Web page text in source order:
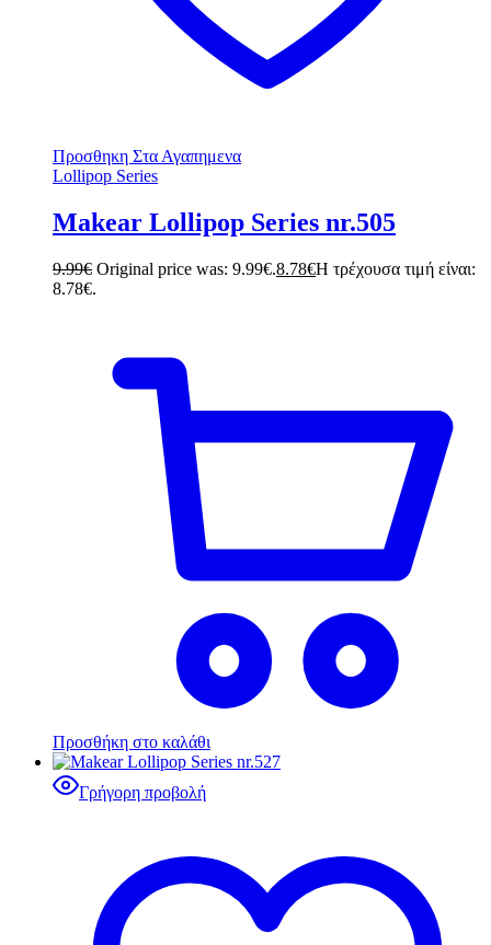
Προσθηκη Στα Αγαπημενα
Lollipop Series
Makear Lollipop Series nr.505
9.99€ Original price was: 9.99€.8.78€Η τρέχουσα τιμή είναι:
8.78€.
Προσθήκη στο καλάθι
Γρήγορη προβολή